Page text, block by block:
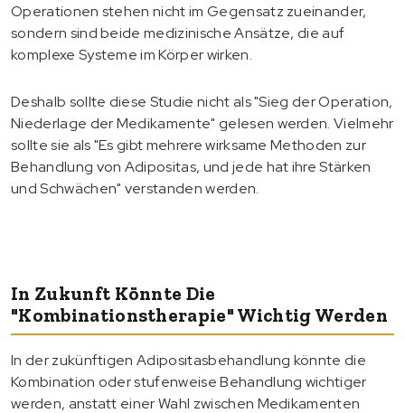
Operationen stehen nicht im Gegensatz zueinander,
sondern sind beide medizinische Ansätze, die auf
komplexe Systeme im Körper wirken.
Deshalb sollte diese Studie nicht als "Sieg der Operation,
Niederlage der Medikamente" gelesen werden. Vielmehr
sollte sie als "Es gibt mehrere wirksame Methoden zur
Behandlung von Adipositas, und jede hat ihre Stärken
und Schwächen" verstanden werden.
In Zukunft Könnte Die
"Kombinationstherapie" Wichtig Werden
In der zukünftigen Adipositasbehandlung könnte die
Kombination oder stufenweise Behandlung wichtiger
werden, anstatt einer Wahl zwischen Medikamenten